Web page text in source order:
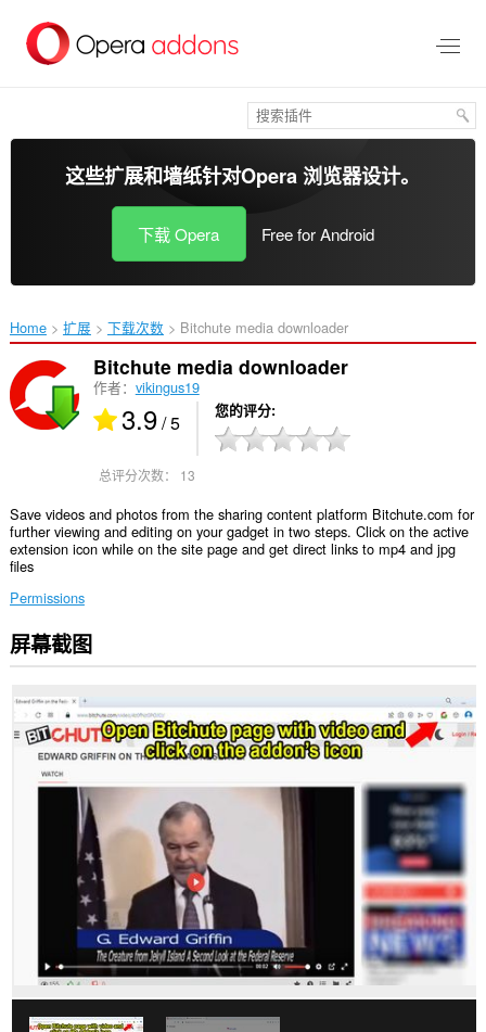
这些扩展和墙纸针对Opera 浏览器设计。
下载 Opera Free for Android
Home 扩展 下载次数 Bitchute media downloader‎
Bitchute media downloader
作者： vikingus19
3.9/ 5 您的评分
总评分次数： 13
Save videos and photos from the sharing content platform Bitchute.com for
further viewing and editing on your gadget in two steps. Click on the active
extension icon while on the site page and get direct links to mp4 and jpg
files
Permissions
此
扩
可
问
屏幕截图